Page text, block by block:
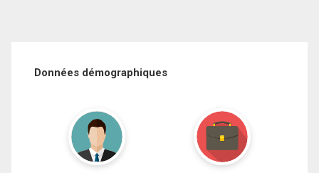
Données démographiques